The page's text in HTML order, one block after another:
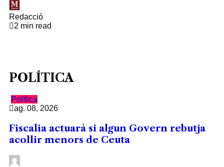
Redacció
2 min read
POLÍTICA
Política
ag. 08, 2026
Fiscalia actuarà si algun Govern rebutja
acollir menors de Ceuta